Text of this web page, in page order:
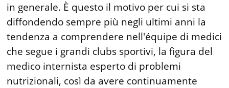
in generale. È questo il motivo per cui si sta
diffondendo sempre più negli ultimi anni la
tendenza a comprendere nell'équipe di medici
che segue i grandi clubs sportivi, la figura del
medico internista esperto di problemi
nutrizionali, così da avere continuamente